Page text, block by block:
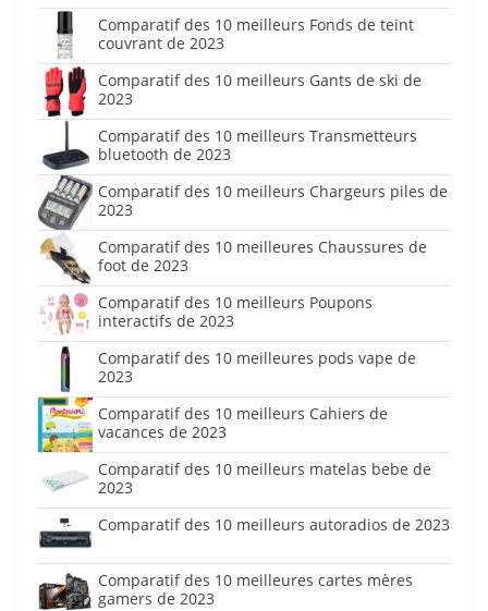
Comparatif des 10 meilleurs Fonds de teint
couvrant de 2023
Comparatif des 10 meilleurs Gants de ski de
2023
Comparatif des 10 meilleurs Transmetteurs
bluetooth de 2023
Comparatif des 10 meilleurs Chargeurs piles de
2023
Comparatif des 10 meilleures Chaussures de
foot de 2023
Comparatif des 10 meilleurs Poupons
interactifs de 2023
Comparatif des 10 meilleures pods vape de
2023
Comparatif des 10 meilleurs Cahiers de
vacances de 2023
Comparatif des 10 meilleurs matelas bebe de
2023
Comparatif des 10 meilleurs autoradios de 2023
Comparatif des 10 meilleures cartes mères
gamers de 2023